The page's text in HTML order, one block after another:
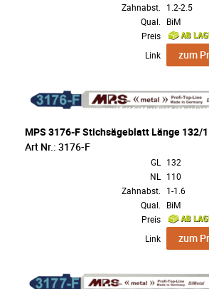
Zahnabst.
1.2-2.5
Qual.
BiM
Preis
Link
zum
MPS 3176-F Stichsägeblatt Länge 132/
Art Nr.: 3176-F
GL 132
NL 110
Zahnabst.
1-1.6
Qual.
BiM
Preis
Link
zum